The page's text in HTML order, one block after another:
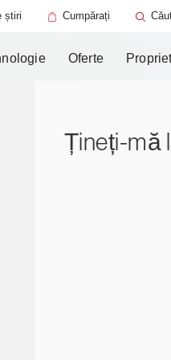
știri Cumpărați
Oferte
Opțiuni de service
tehnică
Țineți-mă